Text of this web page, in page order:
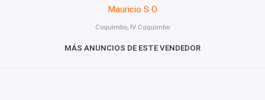
Mauricio S O
Coquimbo, IV Coquimbo
MÁS ANUNCIOS DE ESTE VENDEDOR